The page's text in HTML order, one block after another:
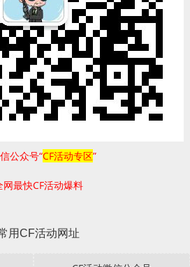
公众号“CF活动专区”
网最快CF活动爆料
用CF活动网址